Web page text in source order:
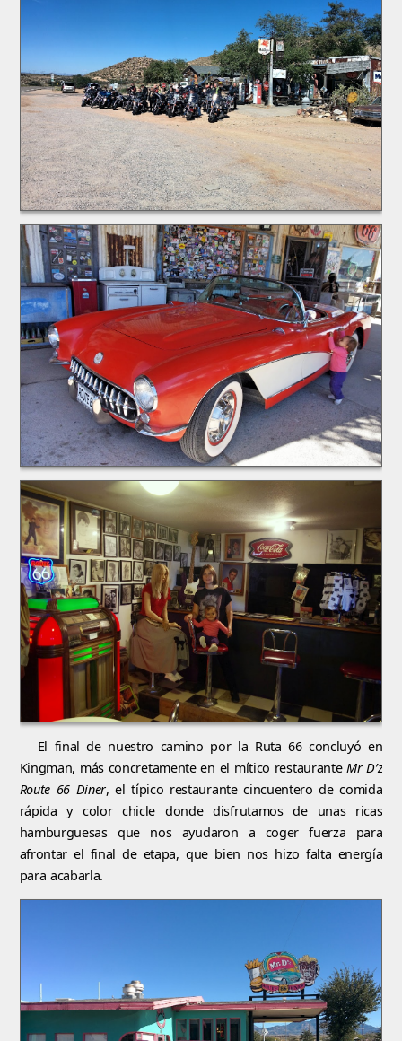
El final de nuestro camino por la Ruta 66 concluyó en
Kingman, más concretamente en el mítico restauranteMr D’z
Route 66 Diner, el típico restaurante cincuentero de comida
rápida y color chicle donde disfrutamos de unas ricas
hamburguesas que nos ayudaron a coger fuerza para
afrontar el final de etapa, que bien nos hizo falta energía
para acabarla.